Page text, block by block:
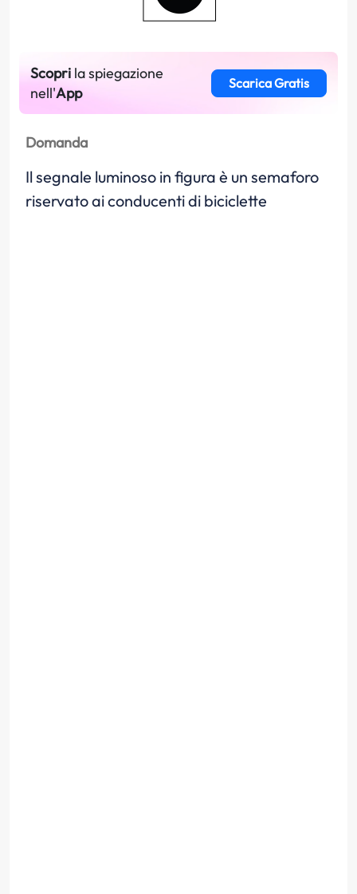
Scopri la spiegazione
nell'App
Scarica Gratis
Domanda
Il segnale luminoso in figura è un semaforo
riservato ai conducenti di biciclette